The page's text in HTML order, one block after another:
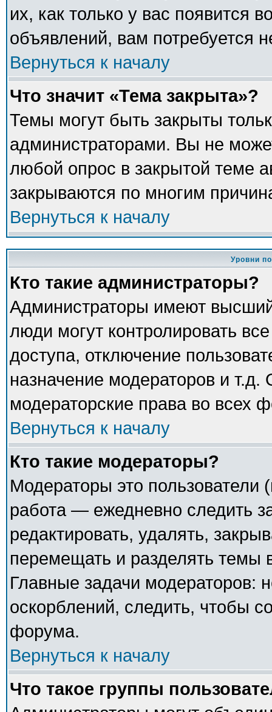
их, как только у вас появится
объявлений, вам потребуется
Вернуться к началу
Что значит «Тема закрыта»?
Темы могут быть закрыты
администраторами. Вы не
любой опрос в закрытой теме
закрываются по многим
Вернуться к началу
Уровни
Кто такие администраторы?
Администраторы имеют
люди могут контролировать
доступа, отключение
назначение модераторов и
модераторские права во всех
Вернуться к началу
Кто такие модераторы?
Модераторы это пользователи
работа — ежедневно следить
редактировать, удалять,
перемещать и разделять темы
Главные задачи модераторов:
оскорблений, следить, чтобы
форума.
Вернуться к началу
Что такое группы